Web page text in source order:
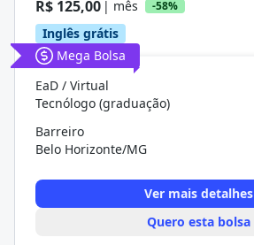
R$ 125,00 | mês -58%
Inglês grátis
Mega Bolsa
EaD / Virtual
Tecnólogo (graduação)
Barreiro
Belo Horizonte/MG
Ver mais detalhes
Quero esta bolsa